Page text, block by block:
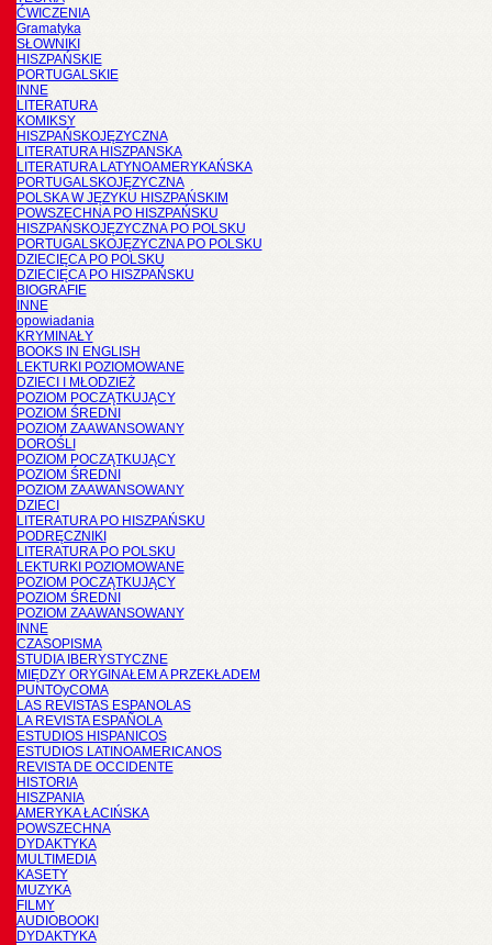
ĆWICZENIA
Gramatyka
SŁOWNIKI
HISZPAŃSKIE
PORTUGALSKIE
INNE
LITERATURA
KOMIKSY
HISZPAŃSKOJĘZYCZNA
LITERATURA HISZPANSKA
LITERATURA LATYNOAMERYKAŃSKA
PORTUGALSKOJĘZYCZNA
POLSKA W JĘZYKU HISZPAŃSKIM
POWSZECHNA PO HISZPAŃSKU
HISZPAŃSKOJĘZYCZNA PO POLSKU
PORTUGALSKOJĘZYCZNA PO POLSKU
DZIECIĘCA PO POLSKU
DZIECIĘCA PO HISZPAŃSKU
BIOGRAFIE
INNE
opowiadania
KRYMINAŁY
BOOKS IN ENGLISH
LEKTURKI POZIOMOWANE
DZIECI I MŁODZIEŻ
POZIOM POCZĄTKUJĄCY
POZIOM ŚREDNI
POZIOM ZAAWANSOWANY
DOROŚLI
POZIOM POCZĄTKUJĄCY
POZIOM ŚREDNI
POZIOM ZAAWANSOWANY
DZIECI
LITERATURA PO HISZPAŃSKU
PODRĘCZNIKI
LITERATURA PO POLSKU
LEKTURKI POZIOMOWANE
POZIOM POCZĄTKUJĄCY
POZIOM ŚREDNI
POZIOM ZAAWANSOWANY
INNE
CZASOPISMA
STUDIA IBERYSTYCZNE
MIĘDZY ORYGINAŁEM A PRZEKŁADEM
PUNTOyCOMA
LAS REVISTAS ESPANOLAS
LA REVISTA ESPAÑOLA
ESTUDIOS HISPANICOS
ESTUDIOS LATINOAMERICANOS
REVISTA DE OCCIDENTE
HISTORIA
HISZPANIA
AMERYKA ŁACIŃSKA
POWSZECHNA
DYDAKTYKA
MULTIMEDIA
KASETY
MUZYKA
FILMY
AUDIOBOOKI
DYDAKTYKA